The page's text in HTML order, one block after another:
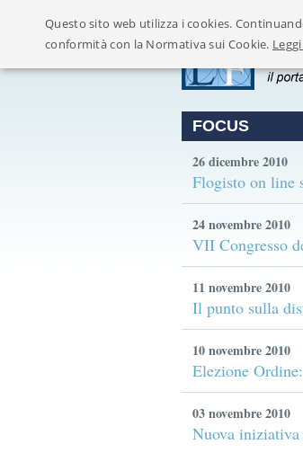
FOCUS
26 dicembre 2010
Flogisto on line
24 novembre 2010
VII Congresso
11 novembre 2010
Il punto sulla
10 novembre 2010
Elezione
03 novembre 2010
Nuova
Questo sito web utilizza i cookies.
conformità con la Normativa sui Cookie.